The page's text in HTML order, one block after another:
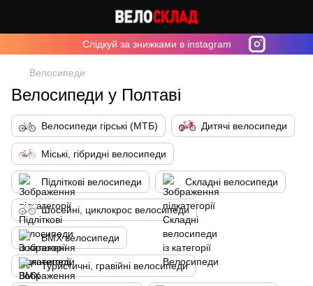
Cлідкуй за знижками в instagram
Велосипеди
Велосипеди у Полтаві
Велосипеди гірські (МТБ) Дитячі велосипеди
Міські, гібридні велосипеди
Підліткові велосипеди Складні велосипеди
Шосейні, циклокрос велосипеди
BMX велосипеди
Туристичні, гравійні велосипеди